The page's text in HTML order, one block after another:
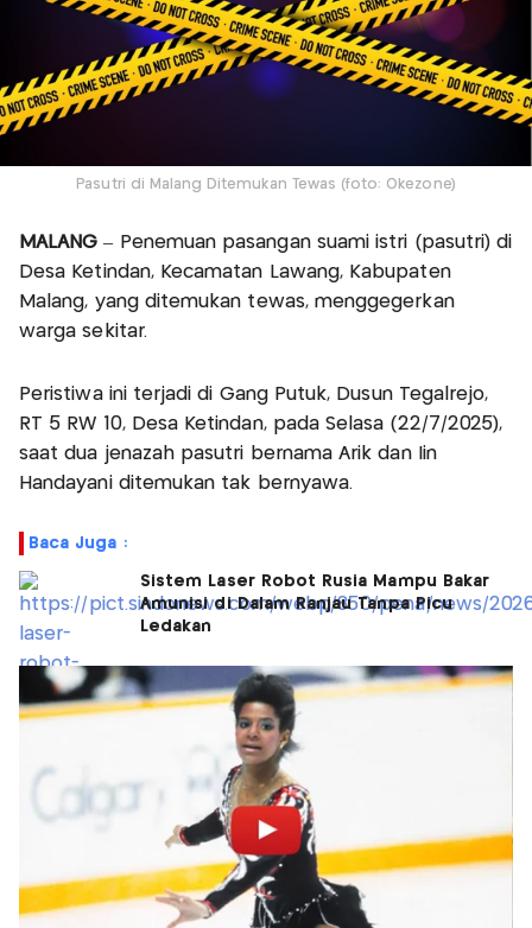
Pasutri di Malang Ditemukan Tewas (foto: Okezone)
MALANG– Penemuan pasangan suami istri (pasutri) di
Desa Ketindan, Kecamatan Lawang, Kabupaten
Malang, yang ditemukan tewas, menggegerkan
warga sekitar.
Peristiwa ini terjadi di Gang Putuk, Dusun Tegalrejo,
RT 5 RW 10, Desa Ketindan, pada Selasa (22/7/2025),
saat dua jenazah pasutri bernama Arik dan Iin
Handayani ditemukan tak bernyawa.
Baca Juga :
Sistem Laser Robot Rusia Mampu Bakar
Amunisi di Dalam Ranjau Tanpa Picu
Ledakan